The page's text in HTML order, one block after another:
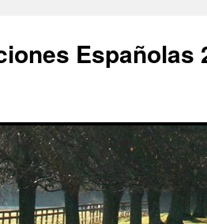
Españolas